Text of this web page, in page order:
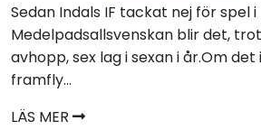
Sedan Indals IF tackat nej för spel i
Medelpadsallsvenskan blir det,
avhopp, sex lag i sexan i år.Om
framfly...
LÄS MER